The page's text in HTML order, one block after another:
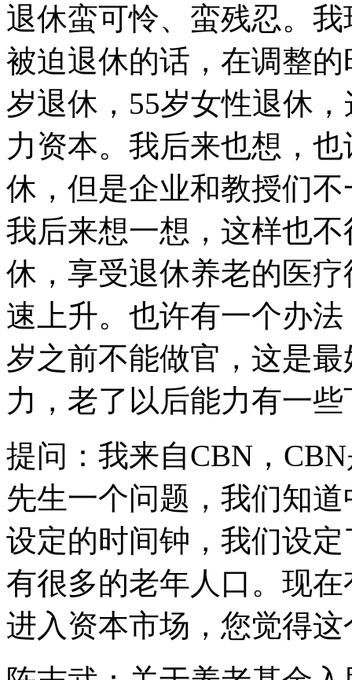
退休蛮可怜、蛮残忍。
被迫退休的话，在调整
岁退休，55岁女性退休
力资本。我后来也想，
休，但是企业和教授们
我后来想一想，这样也
休，享受退休养老的医
速上升。也许有一个办
岁之前不能做官，这是
力，老了以后能力有一
提问：我来自CBN，
先生一个问题，我们知
设定的时间钟，我们设
有很多的老年人口。现
进入资本市场，您觉得